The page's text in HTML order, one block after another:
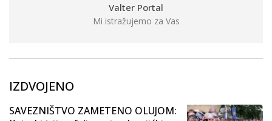
Valter Portal
Mi istražujemo za Vas
IZDVOJENO
SAVEZNIŠTVO ZAMETENO OLUJOM: